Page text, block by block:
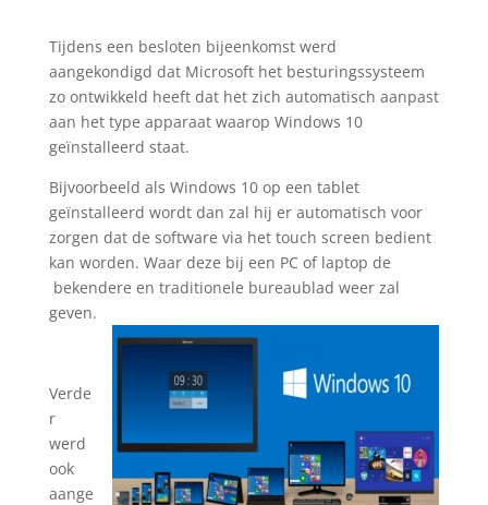
Tijdens een besloten bijeenkomst werd
aangekondigd dat Microsoft het besturingssysteem
zo ontwikkeld heeft dat het zich automatisch aanpast
aan het type apparaat waarop Windows 10
geïnstalleerd staat.
Bijvoorbeeld als Windows 10 op een tablet
geïnstalleerd wordt dan zal hij er automatisch voor
zorgen dat de software via het touch screen bedient
kan worden. Waar deze bij een PC of laptop de
bekendere en traditionele bureaublad weer zal
geven.
Verde
r
werd
ook
aange